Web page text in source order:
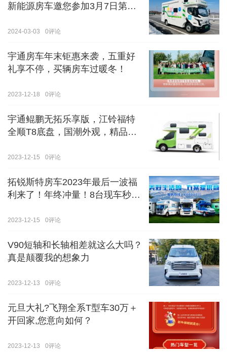
新能源房车邀您参加3月7日第八
2024-03-03 0评论
宇通房车年末钜惠来袭，五重好
礼享不停，买辆房车过暖冬！
2023-12-18 0评论
宇通鲲鹏无拓乐享版，江铃福特
全顺T8底盘，国潮外观，精品内
2023-12-15 0评论
拓锐斯特房车2023年最后一波福
利来了！年终冲量！8台现车秒杀
2023-12-15 0评论
V90短轴和长轴相差就这么大吗？
真是颠覆我的想象力
2023-12-13 0评论
元旦大礼?飞翔全系T型车30万＋
开回家,您意向如何？
2023-12-13 0评论